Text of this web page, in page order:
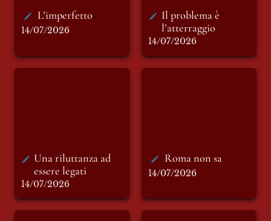
L’imperfetto
14/07/2026
Il problema è
l’atterraggio
14/07/2026
Una riluttanza ad
essere legati
14/07/2026
Roma non sa
14/07/2026